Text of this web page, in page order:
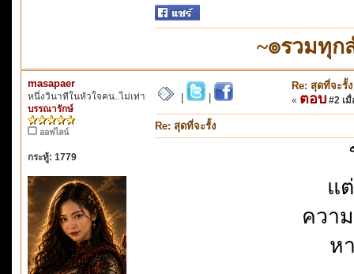
~๏รวมทุ
masapaer
หนึ่งวินาทีในหัวใจคน..ไม่เท่า
บรรณารักษ์
ออฟไลน์
กระทู้: 1779
Re: สุดที่จะรั้ง
« ตอบ #2 เมื่
Re: สุดที่จะรั้ง
แ
ควา
ห